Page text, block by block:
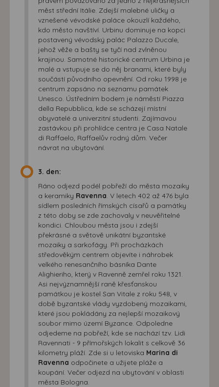
měst střední Itálie. Zdejší malebné uličky a
vznešené vévodské paláce okouzlí každého,
kdo město navštíví. Urbinu dominuje na kopci
postavený vévodský palác Palazzo Ducale,
jehož věže a bašty se tyčí nad zvlněnou
krajinou. Samotné historické centrum Urbina je
malé a vstupuje se do něj branami, které byly
součástí původního opevnění. Od roku 1998 je
centrum zapsáno na seznamu památek
Unesco. Ústředním bodem je náměstí Piazza
della Repubblica, kde se scházejí místní
obyvatelé a univerzitní studenti. Zajímavou
zastávkou při prohlídce centra je Casa Natale
di Raffaelo, Raffaelův rodný dům. Večer
návrat na ubytování.
3. den:
Ráno odjezd podél pobřeží do města mozaiky
a keramiky Ravenna . V letech 402 až 476 byla
sídlem posledních římských císařů a památky
z této doby se zde zachovaly v neuvěřitelné
kondici. Chloubou města jsou i zdejší
překrásné a světově unikátní byzantské
mozaiky a sarkofágy. Při procházkách
středověkým centrem objevíte i náhrobek
velkého renesančního básníka Dante
Alighieriho, který v Ravenně zemřel roku 1321.
Asi nejvýznamnější raně křesťanskou
památkou je kostel San Vitale z roku 548, v
době byzantské vlády vyzdobený mozaikami,
které jsou pokládány za nejlepší mozaikový
soubor mimo území Byzance. Odpoledne
odjedeme na pobřeží, kde se nachází tzv. Lidi
Ravennati - 9 přímořských lokalit s celkově 36
kilometry pláží. Zde si u letoviska Marina di
Ravenna odpočinete a užijete pláže a
koupání. Večer odjezd na ubytování v oblasti
města Bologna.